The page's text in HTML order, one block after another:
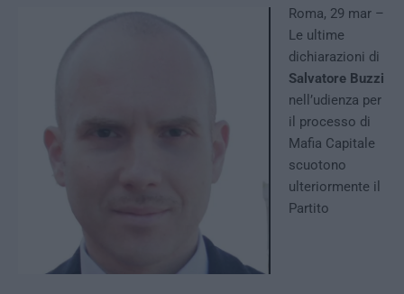
Roma, 29 mar –
Le ultime
dichiarazioni di
Salvatore Buzzi
nell’udienza per
il processo di
Mafia Capitale
scuotono
ulteriormente il
Partito